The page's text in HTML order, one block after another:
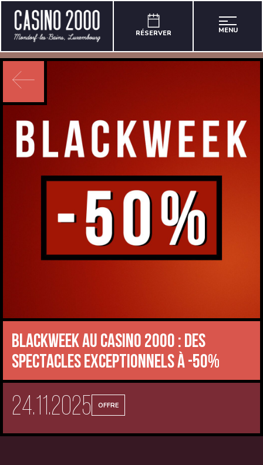
RÉSERVER MENU
BLACKWEEK au CASINO 2000 : des
spectacles exceptionnels à -50%
24.11.2025 OFFRE